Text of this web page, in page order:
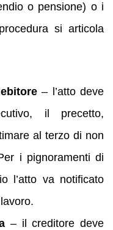
o pensione) o i
si articola
– l’atto deve
il precetto,
al terzo di non
i pignoramenti di
l’atto va notificato
– il creditore deve